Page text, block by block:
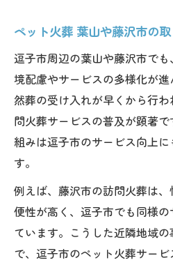
ペット火葬 葉山や藤沢市の
逗子市周辺の葉山や藤沢市で
境配慮やサービスの多様化が
然葬の受け入れが早くから行
問火葬サービスの普及が顕著
組みは逗子市のサービス向上
す。
例えば、藤沢市の訪問火葬は
便性が高く、逗子市でも同様
ています。こうした近隣地域
で、逗子市のペット火葬サー